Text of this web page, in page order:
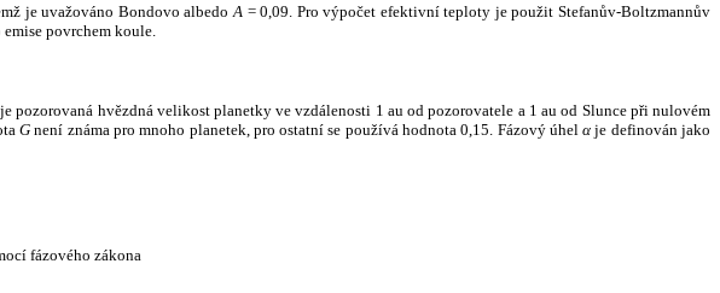
je uvažováno Bondovo albedo A = 0,09. Pro výpočet efektivní teploty je použit Stefanův-Boltzmannův
povrchem koule.
pozorovaná hvězdná velikost planetky ve vzdálenosti 1 au od pozorovatele a 1 au od Slunce při nulovém
G není známa pro mnoho planetek, pro ostatní se používá hodnota 0,15. Fázový úhelα je definován jako
fázového zákona